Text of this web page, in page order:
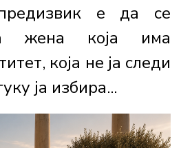
е да се
жена која има
која не ја следи
ја избира...